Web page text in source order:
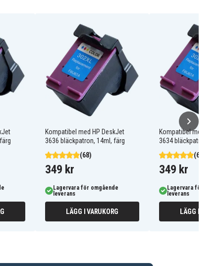
Kompatibel med HP DeskJet
3636 bläckpatron, 14ml, färg
(68)
349 kr
Lagervara för omgående
leverans
LÄGG I VARUKORG
Kompatibel med HP
3634 bläckpatron,
(68)
349 kr
Lagervara för
leverans
LÄGG I